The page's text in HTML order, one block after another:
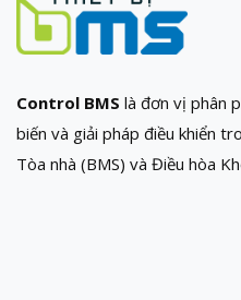
Control BMS là đơn vị phân
biến và giải pháp điều khiển
Tòa nhà (BMS) và Điều hòa